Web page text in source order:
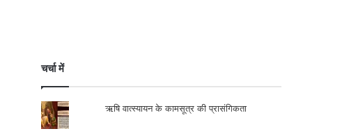
चर्चा में
ऋषि वात्स्यायन के कामसूत्र की प्रासंगिकता